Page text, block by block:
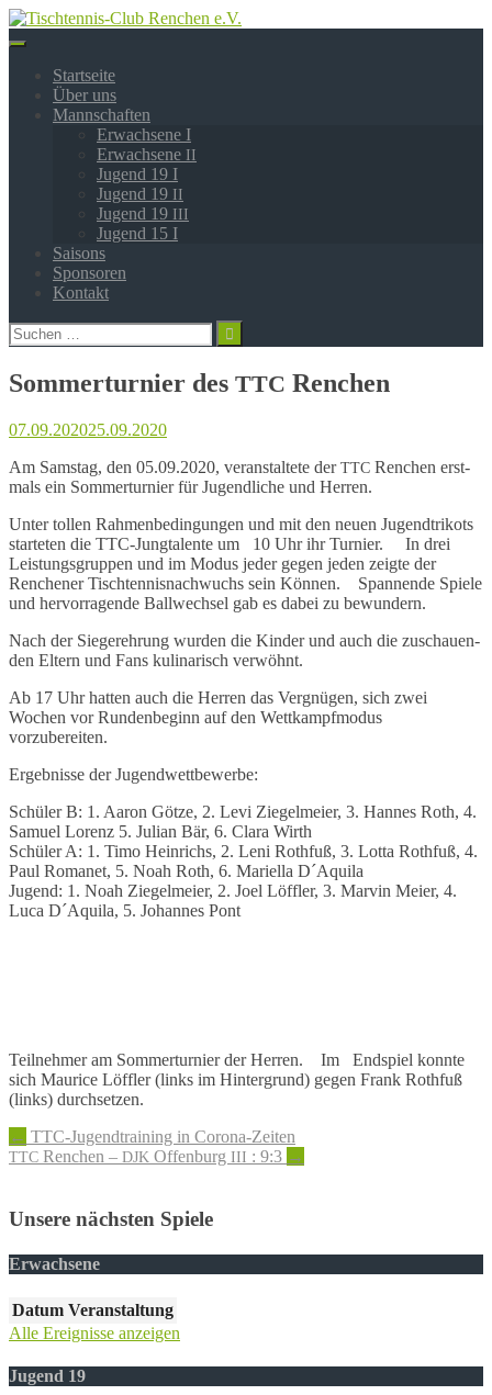
Springe
zum
Startseite
Über uns
Mannschaften
Erwachsene I
Erwachsene II
Jugend 19 I
Jugend 19 II
Jugend 19 III
Jugend 15 I
Saisons
Sponsoren
Kontakt
Suchen
nach:
Sommerturnier des TTC Renchen
07.09.202025.09.2020
Am Sams­tag, den 05.09.2020, veran­stal­te­te derTTC Renchen erst­
mals ein Sommer­tur­nier für Jugend­li­che und Herren.
Unter tollen Rahmen­be­din­gun­gen und mit den neuen Jugend­tri­kots
star­te­ten die TTC-Jung­ta­len­te um 10 Uhr ihr Turnier. In drei
Leis­tungs­grup­pen und im Modus jeder gegen jeden zeig­te der
Renche­ner Tisch­ten­nis­nach­wuchs sein Können. Span­nen­de Spie­le
und hervor­ra­gen­de Ball­wech­sel gab es dabei zu bewundern.
Nach der Sieger­eh­rung wurden die Kinder und auch die zuschau­en­
den Eltern und Fans kuli­na­risch verwöhnt.
Ab 17 Uhr hatten auch die Herren das Vergnü­gen, sich zwei
Wochen vor Runden­be­ginn auf den Wett­kampf­mo­dus
vorzubereiten.
Ergeb­nis­se der Jugendwettbewerbe:
Schü­ler B: 1. Aaron Götze, 2. Levi Ziegel­mei­er, 3. Hannes Roth, 4.
Samu­el Lorenz 5. Juli­an Bär, 6. Clara Wirth
Schü­ler A: 1. Timo Hein­richs, 2. Leni Roth­fuß, 3. Lotta Roth­fuß, 4.
Paul Romanet, 5. Noah Roth, 6. Mari­el­la D´Aquila
Jugend: 1. Noah Ziegel­mei­er, 2. Joel Löff­ler, 3. Marvin Meier, 4.
Luca D´Aquila, 5. Johan­nes Pont
Teil­neh­mer am Sommer­tur­nier der Herren. Im Endspiel konn­te
sich Maurice Löff­ler (links im Hinter­grund) gegen Frank Roth­fuß
(links) durchsetzen.
Artikel-
Navigation
← TTC-Jugendtraining in Corona-Zeiten
TTC Renchen – DJK Offenburg III : 9:3 →
Unsere nächsten Spiele
Erwachsene
Datum Veranstaltung
Alle Ereignisse anzeigen
Jugend 19